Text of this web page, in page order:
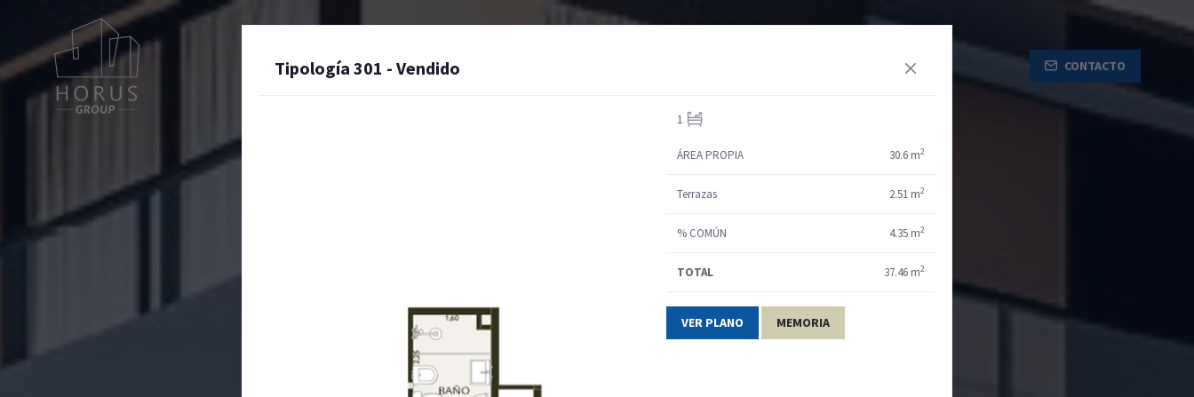
CONTACTO
INICIO
Tipología 301 - Vendido
1
ÁREA PROPIA 30.6 m2
Terrazas 2.51 m2
% COMÚN 4.35 m2
TOTAL 37.46 m2
VER PLANO MEMORIA